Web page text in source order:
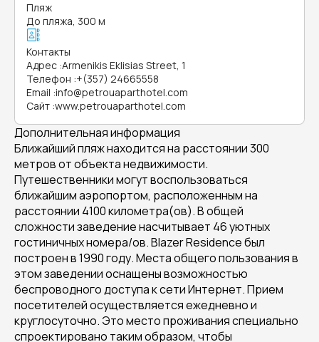
Пляж
До пляжа, 300 м
Контакты
Адрес :Armenikis Eklisias Street, 1
Телефон :+(357) 24665558
Email :info@petrouaparthotel.com
Сайт :www.petrouaparthotel.com
Дополнительная информация
Ближайший пляж находится на расстоянии 300
метров от объекта недвижимости.
Путешественники могут воспользоваться
ближайшим аэропортом, расположенным на
расстоянии 4100 километра(ов). В общей
сложности заведение насчитывает 46 уютных
гостиничных номера/ов. Blazer Residence был
построен в 1990 году. Места общего пользования в
этом заведении оснащены возможностью
беспроводного доступа к сети Интернет. Прием
посетителей осуществляется ежедневно и
круглосуточно. Это место проживания специально
спроектировано таким образом, чтобы